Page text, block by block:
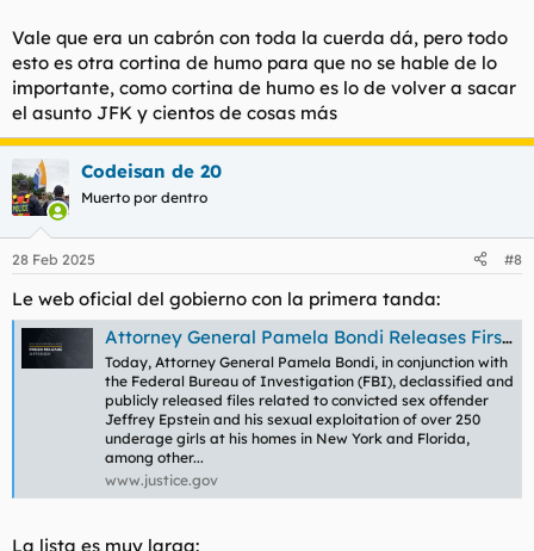
Vale que era un cabrón con toda la cuerda dá, pero todo
esto es otra cortina de humo para que no se hable de lo
importante, como cortina de humo es lo de volver a sacar
el asunto JFK y cientos de cosas más
Codeisan de 20
Muerto por dentro
28 Feb 2025 #8
Le web oficial del gobierno con la primera tanda:
Attorney General Pamela Bondi Releases First Phase of Declassified Epstein Files
Today, Attorney General Pamela Bondi, in conjunction with
the Federal Bureau of Investigation (FBI), declassified and
publicly released files related to convicted sex offender
Jeffrey Epstein and his sexual exploitation of over 250
underage girls at his homes in New York and Florida,
among other...
www.justice.gov
La lista es muy larga: